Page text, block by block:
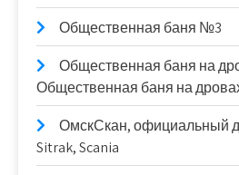
Общественная баня №3
Общественная баня на
Общественная баня на
ОмскСкан, официальный
Sitrak, Scania